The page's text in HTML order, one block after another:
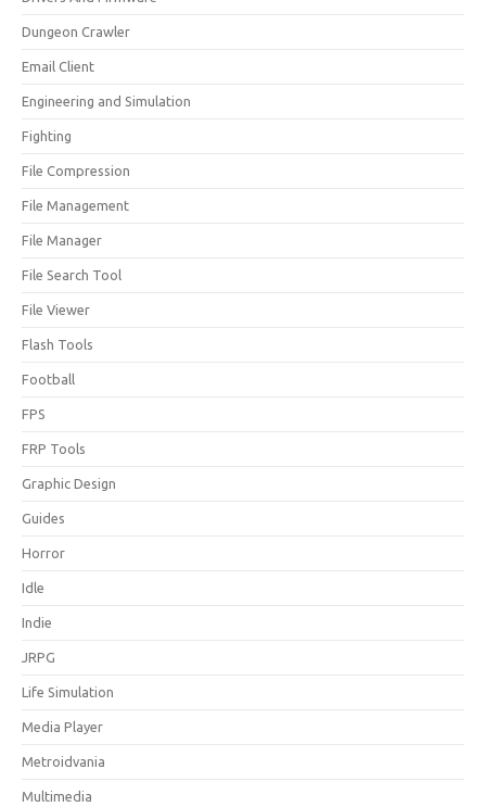
Dungeon Crawler
Email Client
Engineering and Simulation
Fighting
File Compression
File Management
File Manager
File Search Tool
File Viewer
Flash Tools
Football
FPS
FRP Tools
Graphic Design
Guides
Horror
Idle
Indie
JRPG
Life Simulation
Media Player
Metroidvania
Multimedia